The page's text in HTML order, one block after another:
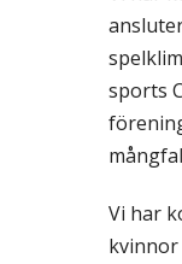
sports
Vi har